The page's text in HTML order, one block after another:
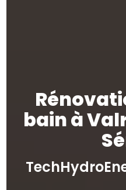
bain à